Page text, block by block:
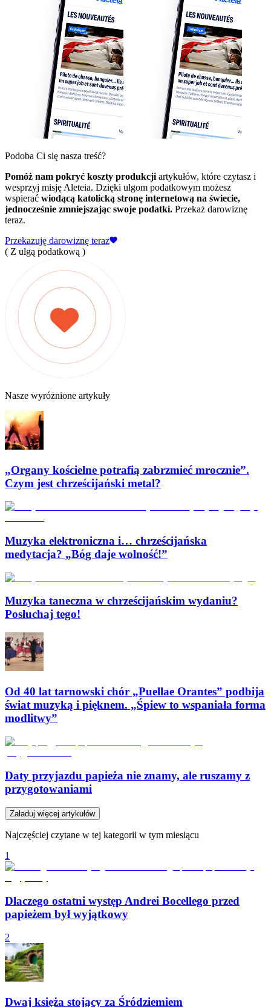
Podoba Ci się nasza treść?
Pomóż nam pokryć koszty produkcji artykułów, które czytasz i
wesprzyj misję Aleteia. Dzięki ulgom podatkowym możesz
wspierać wiodącą katolicką stronę internetową na świecie,
jednocześnie zmniejszając swoje podatki. Przekaż darowiznę
teraz.
Przekazuję darowiznę teraz
( Z ulgą podatkową )
Nasze wyróżnione artykuły
„Organy kościelne potrafią zabrzmieć mrocznie”.
Czym jest chrześcijański metal?
Muzyka elektroniczna i… chrześcijańska
medytacja? „Bóg daje wolność!”
Muzyka taneczna w chrześcijańskim wydaniu?
Posłuchaj tego!
Od 40 lat tarnowski chór „Puellae Orantes” podbija
świat muzyką i pięknem. „Śpiew to wspaniała forma
modlitwy”
Daty przyjazdu papieża nie znamy, ale ruszamy z
przygotowaniami
Załaduj więcej artykułów
Najczęściej czytane w tej kategorii w tym miesiącu
1
Dlaczego ostatni występ Andrei Bocellego przed
papieżem był wyjątkowy
2
Dwaj księża stojący za Śródziemiem